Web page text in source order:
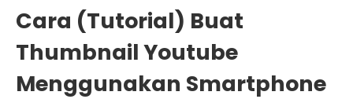
Cara (Tutorial) Buat
Thumbnail Youtube
Menggunakan Smartphone